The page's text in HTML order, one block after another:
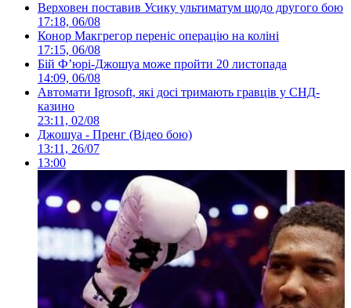
Верховен поставив Усику ультиматум щодо другого бою
17:18, 06/08
Конор Макгрегор переніс операцію на коліні
17:15, 06/08
Бій Ф’юрі-Джошуа може пройти 20 листопада
14:09, 06/08
Автомати Igrosoft, які досі тримають гравців у СНД-
казино
23:11, 02/08
Джошуа - Пренг (Відео бою)
13:11, 26/07
13:00